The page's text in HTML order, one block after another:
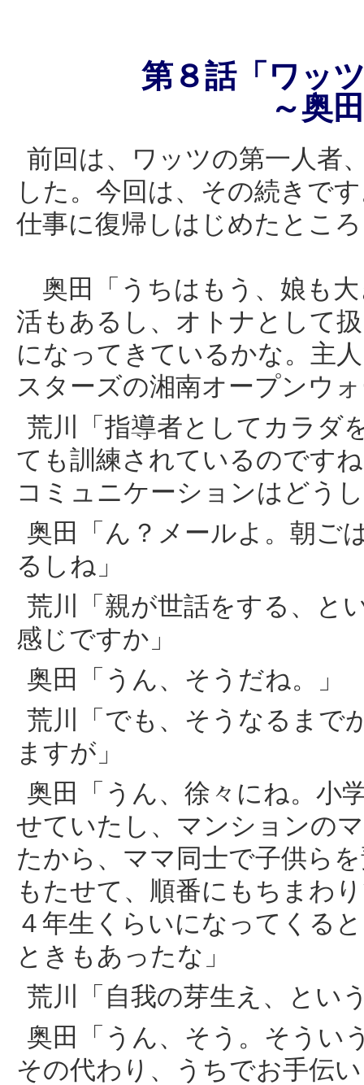
第８話「ワッ
～奥田由
前回は、ワッツの第一人者
した。今回は、その続きで
仕事に復帰しはじめたとこ
奥田「うちはもう、娘も
活もあるし、オトナとして
になってきているかな。主
スターズの湘南オープンウ
荒川「指導者としてカラダ
ても訓練されているのです
コミュニケーションはどう
奥田「ん？メールよ。朝ご
るしね」
荒川「親が世話をする、と
感じですか」
奥田「うん、そうだね。」
荒川「でも、そうなるまで
ますが」
奥田「うん、徐々にね。小
せていたし、マンションの
たから、ママ同士で子供ら
もたせて、順番にもちまわ
４年生くらいになってくる
ときもあったな」
荒川「自我の芽生え、とい
奥田「うん、そう。そうい
その代わり、うちでお手伝